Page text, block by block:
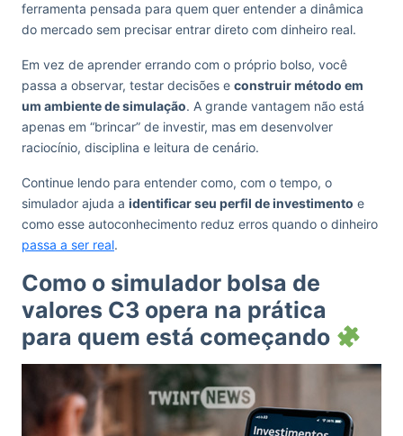
ferramenta pensada para quem quer entender a dinâmica
do mercado sem precisar entrar direto com dinheiro real.
Em vez de aprender errando com o próprio bolso, você
passa a observar, testar decisões e construir método em
um ambiente de simulação. A grande vantagem não está
apenas em “brincar” de investir, mas em desenvolver
raciocínio, disciplina e leitura de cenário.
Continue lendo para entender como, com o tempo, o
simulador ajuda a identificar seu perfil de investimento e
como esse autoconhecimento reduz erros quando o dinheiro
passa a ser real.
Como o simulador bolsa de
valores C3 opera na prática
para quem está começando